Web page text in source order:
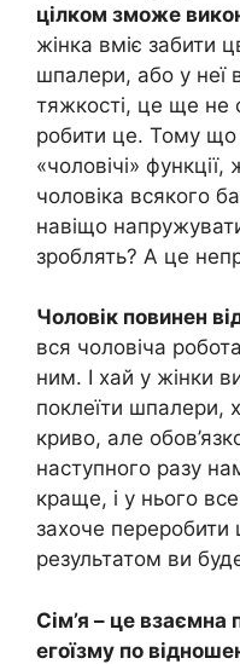
цілком зможе
жінка вміє забити
шпалери, або у неї
тяжкості, це ще не
робити це. Тому що
«чоловічі»
чоловіка всякого
навіщо
зроблять? А це
Чоловік повинен
вся чоловіча
ним. І хай у жінки
поклеїти шпалери,
криво, але
наступного разу
краще, і у нього
захоче переробити
результатом ви
Сім’я – це взаємна
егоїзму по